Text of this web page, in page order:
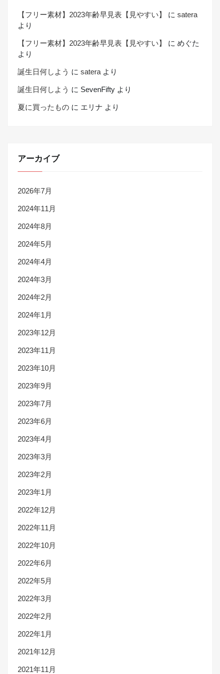
【フリー素材】2023年齢早見表【見やすい】 に satera
より
【フリー素材】2023年齢早見表【見やすい】 に めぐた
より
誕生日何しよう に satera より
誕生日何しよう に SevenFifty より
夏に買ったもの に エリナ より
アーカイブ
2026年7月
2024年11月
2024年8月
2024年5月
2024年4月
2024年3月
2024年2月
2024年1月
2023年12月
2023年11月
2023年10月
2023年9月
2023年7月
2023年6月
2023年4月
2023年3月
2023年2月
2023年1月
2022年12月
2022年11月
2022年10月
2022年6月
2022年5月
2022年3月
2022年2月
2022年1月
2021年12月
2021年11月